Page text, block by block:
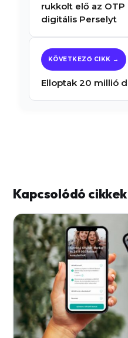
rukkolt elő az
digitális Perselyt
Elloptak 20 millió